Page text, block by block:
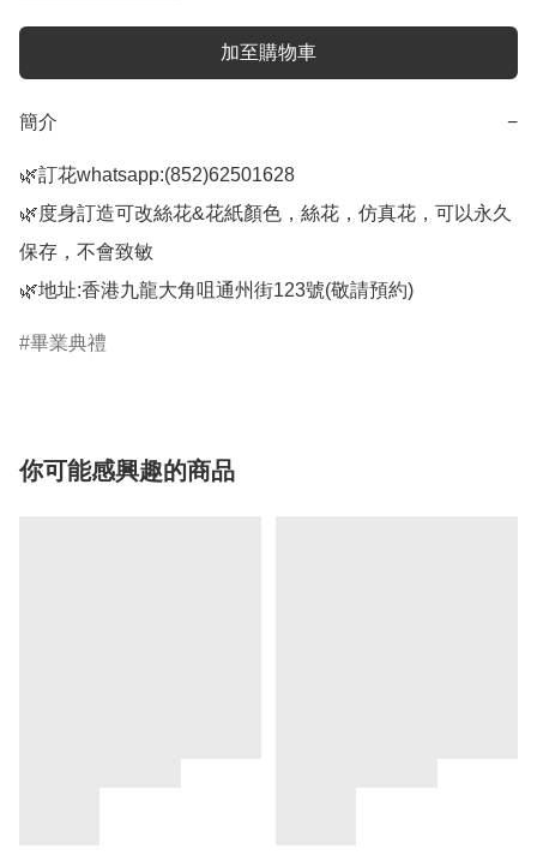
加至購物車
簡介 −
🌿訂花whatsapp:(852)62501628
🌿度身訂造可改絲花&花紙顏色，絲花，仿真花，可以永久
保存，不會致敏
畢業典禮
你可能感興趣的商品